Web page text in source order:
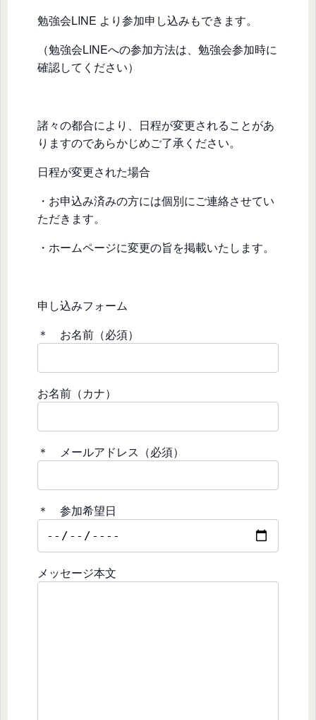
勉強会LINE より参加申し込みもできます。
（勉強会LINEへの参加方法は、勉強会参加時に
確認してください）
諸々の都合により、日程が変更されることがあ
りますのであらかじめご了承ください。
日程が変更された場合
・お申込み済みの方には個別にご連絡させてい
ただきます。
・ホームページに変更の旨を掲載いたします。
申し込みフォーム
＊ お名前（必須）
お名前（カナ）
＊ メールアドレス（必須）
＊ 参加希望日
メッセージ本文